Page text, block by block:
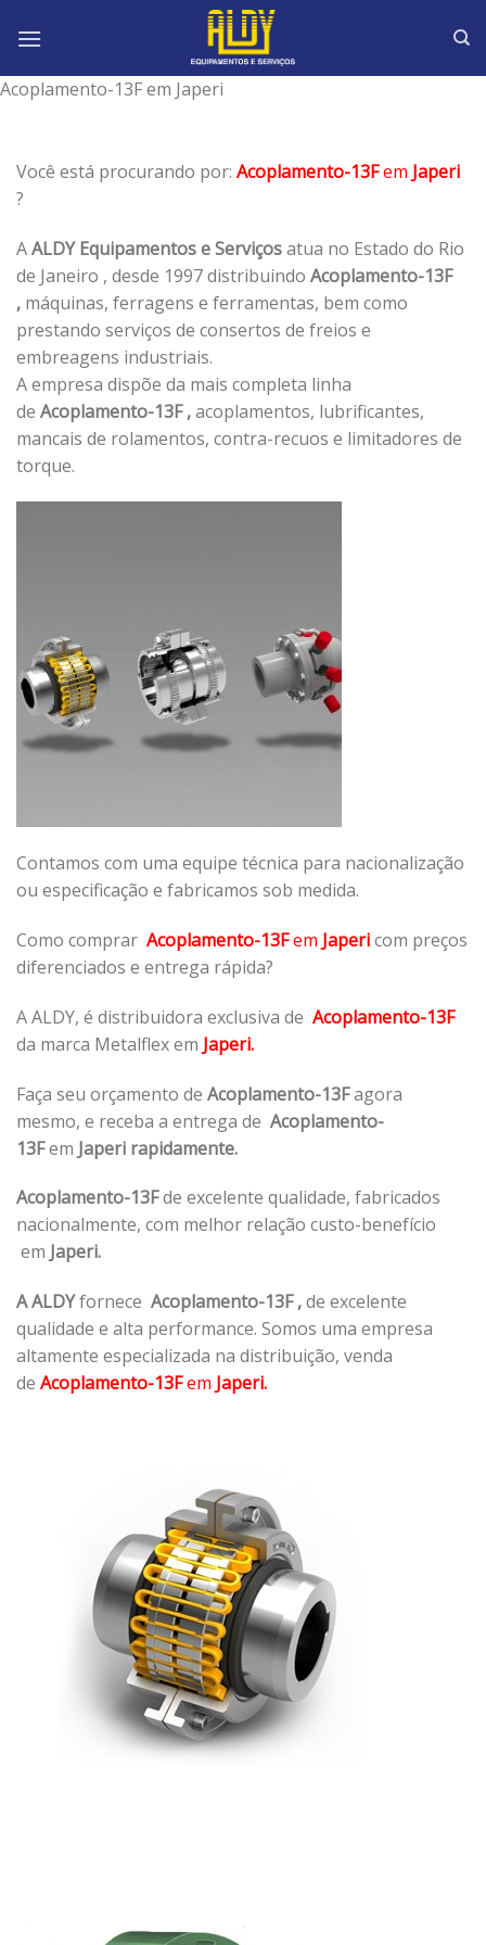
Acoplamento-13F em Japeri
Você está procurando por: Acoplamento-13Fem Japeri
?
AALDY Equipamentos e Serviçosatua no Estado do Rio
de Janeiro , desde 1997 distribuindo Acoplamento-13F
, máquinas, ferragens e ferramentas, bem como
prestando serviços de consertos de freios e
embreagens industriais.
A empresa dispõe da mais completa linha
de Acoplamento-13F ,acoplamentos, lubrificantes,
mancais de rolamentos, contra-recuos e limitadores de
torque.
Contamos com uma equipe técnica para nacionalização
ou especificação e fabricamos sob medida.
Como comprar Acoplamento-13Fem Japericom preços
diferenciados e entrega rápida?
A ALDY, é distribuidora exclusiva de Acoplamento-13F
da marca Metalflex em Japeri.
Faça seu orçamento de Acoplamento-13Fagora
mesmo, e receba a entrega de Acoplamento-
13Fem Japeri rapidamente.
Acoplamento-13Fde excelente qualidade, fabricados
nacionalmente, com melhor relação custo-benefício
em Japeri.
A ALDYfornece Acoplamento-13F ,de excelente
qualidade e alta performance. Somos uma empresa
altamente especializada na distribuição, venda
de Acoplamento-13Fem Japeri.